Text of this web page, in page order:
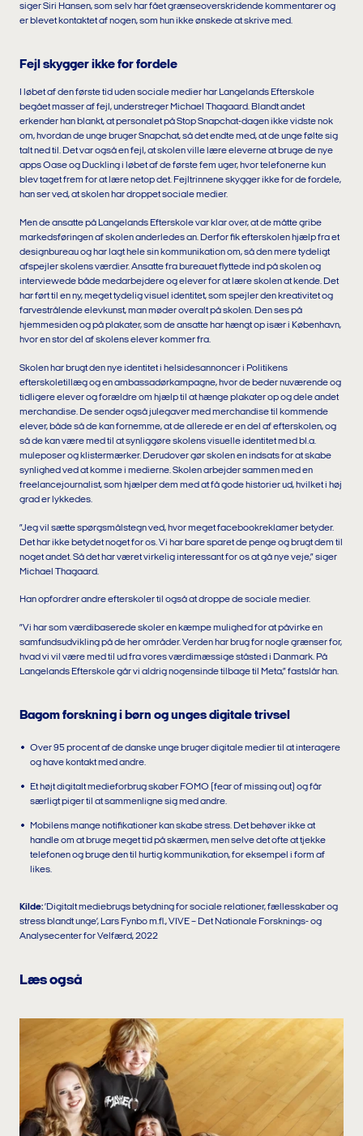
siger Siri Hansen, som selv har fået grænseoverskridende kommentarer og
er blevet kontaktet af nogen, som hun ikke ønskede at skrive med.
Fejl skygger ikke for fordele
I løbet af den første tid uden sociale medier har Langelands Efterskole
begået masser af fejl, understreger Michael Thagaard. Blandt andet
erkender han blankt, at personalet på Stop Snapchat-dagen ikke vidste nok
om, hvordan de unge bruger Snapchat, så det endte med, at de unge følte sig
talt ned til. Det var også en fejl, at skolen ville lære eleverne at bruge de nye
apps Oase og Duckling i løbet af de første fem uger, hvor telefonerne kun
blev taget frem for at lære netop det. Fejltrinnene skygger ikke for de fordele,
han ser ved, at skolen har droppet sociale medier.
Men de ansatte på Langelands Efterskole var klar over, at de måtte gribe
markedsføringen af skolen anderledes an. Derfor fik efterskolen hjælp fra et
designbureau og har lagt hele sin kommunikation om, så den mere tydeligt
afspejler skolens værdier. Ansatte fra bureauet flyttede ind på skolen og
interviewede både medarbejdere og elever for at lære skolen at kende. Det
har ført til en ny, meget tydelig visuel identitet, som spejler den kreativitet og
farvestrålende elevkunst, man møder overalt på skolen. Den ses på
hjemmesiden og på plakater, som de ansatte har hængt op især i København,
hvor en stor del af skolens elever kommer fra.
Skolen har brugt den nye identitet i helsidesannoncer i Politikens
efterskoletillæg og en ambassadørkampagne, hvor de beder nuværende og
tidligere elever og forældre om hjælp til at hænge plakater op og dele andet
merchandise. De sender også julegaver med merchandise til kommende
elever, både så de kan fornemme, at de allerede er en del af efterskolen, og
så de kan være med til at synliggøre skolens visuelle identitet med bl.a.
muleposer og klistermærker. Derudover gør skolen en indsats for at skabe
synlighed ved at komme i medierne. Skolen arbejder sammen med en
freelancejournalist, som hjælper dem med at få gode historier ud, hvilket i høj
grad er lykkedes.
”Jeg vil sætte spørgsmålstegn ved, hvor meget facebookreklamer betyder.
Det har ikke betydet noget for os. Vi har bare sparet de penge og brugt dem til
noget andet. Så det har været virkelig interessant for os at gå nye veje,” siger
Michael Thagaard.
Han opfordrer andre efterskoler til også at droppe de sociale medier.
”Vi har som værdibaserede skoler en kæmpe mulighed for at påvirke en
samfundsudvikling på de her områder. Verden har brug for nogle grænser for,
hvad vi vil være med til ud fra vores værdimæssige ståsted i Danmark. På
Langelands Efterskole går vi aldrig nogensinde tilbage til Meta,” fastslår han.
Bagom forskning i børn og unges digitale trivsel
Over 95 procent af de danske unge bruger digitale medier til at interagere
og have kontakt med andre.
Et højt digitalt medieforbrug skaber FOMO (fear of missing out) og får
særligt piger til at sammenligne sig med andre.
Mobilens mange notifikationer kan skabe stress. Det behøver ikke at
handle om at bruge meget tid på skærmen, men selve det ofte at tjekke
telefonen og bruge den til hurtig kommunikation, for eksempel i form af
likes.
Kilde:’Digitalt mediebrugs betydning for sociale relationer, fællesskaber og
stress blandt unge’, Lars Fynbo m.fl., VIVE – Det Nationale Forsknings- og
Analysecenter for Velfærd, 2022
Læs også